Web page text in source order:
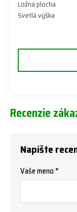
Ložná plocha
Svetlá výška
Recenzie
Napíšte
Vaše meno *